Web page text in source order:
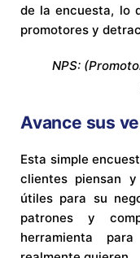
de la encuesta, lo
promotores y
NPS:
Avance sus
Esta simple
clientes piensan
útiles para su
patrones y
herramienta